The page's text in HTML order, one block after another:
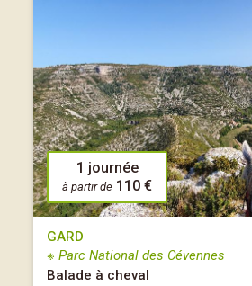
1 journée
à partir de 110 €
GARD
※ Parc National des Cévennes
Balade à cheval